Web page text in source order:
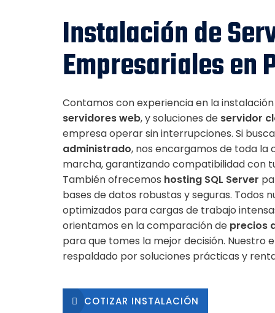
Instalación de
Empresariales en
Contamos con experiencia en la
servidores web, y soluciones de servidor
empresa operar sin interrupciones. Si
administrado, nos encargamos de toda la
marcha, garantizando compatibilidad con
También ofrecemos hosting SQL Server
bases de datos robustas y seguras. Todos
optimizados para cargas de trabajo
orientamos en la comparación de precios
para que tomes la mejor decisión. Nuestro
respaldado por soluciones prácticas y
COTIZAR INSTALACIÓN